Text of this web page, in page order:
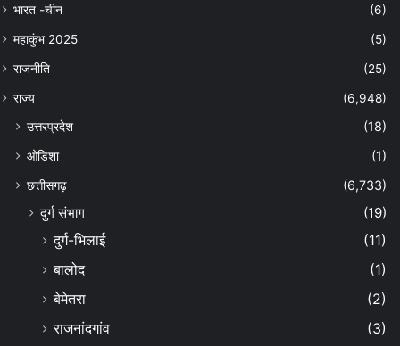
भारत -चीन (6)
महाकुंभ 2025 (5)
राजनीति (25)
राज्य (6,948)
उत्तरप्रदेश
(18)
ओडिशा
(1)
छत्तीसगढ़
(6,733)
दुर्ग संभाग
(19)
दुर्ग-भिलाई
(11)
बालोद
(1)
बेमेतरा
(2)
राजनांदगांव
(3)